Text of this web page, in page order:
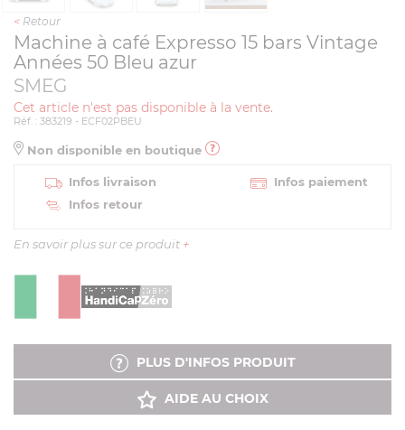
< Retour
Machine à café Expresso 15 bars Vintage
Années 50 Bleu azur
SMEG
Cet article n'est pas disponible à la vente.
Réf. : 383219 - ECF02PBEU
Non disponible en boutique
Infos livraison
Infos paiement
Infos retour
En savoir plus sur ce produit +
PLUS D'INFOS PRODUIT
AIDE AU CHOIX